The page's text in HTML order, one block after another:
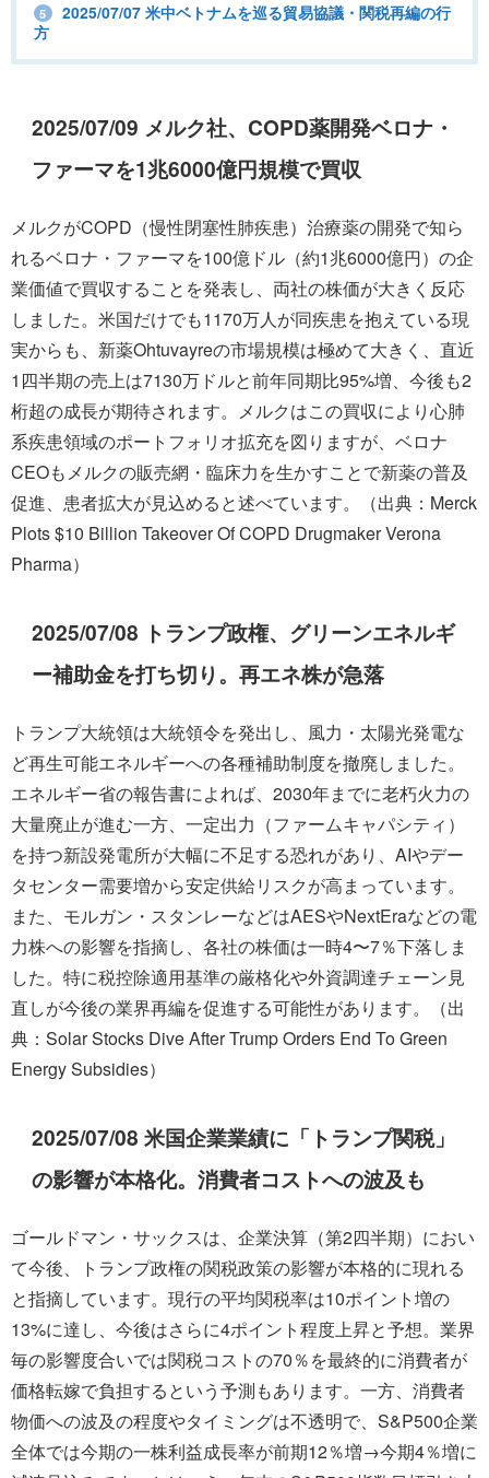
5
2025/07/07 米中ベトナムを巡る貿易協議・関税再編の行
方
2025/07/09 メルク社、COPD薬開発ベロナ・
ファーマを1兆6000億円規模で買収
メルクがCOPD（慢性閉塞性肺疾患）治療薬の開発で知ら
れるベロナ・ファーマを100億ドル（約1兆6000億円）の企
業価値で買収することを発表し、両社の株価が大きく反応
しました。米国だけでも1170万人が同疾患を抱えている現
実からも、新薬Ohtuvayreの市場規模は極めて大きく、直近
1四半期の売上は7130万ドルと前年同期比95%増、今後も2
桁超の成長が期待されます。メルクはこの買収により心肺
系疾患領域のポートフォリオ拡充を図りますが、ベロナ
CEOもメルクの販売網・臨床力を生かすことで新薬の普及
促進、患者拡大が見込めると述べています。（出典：Merck
Plots $10 Billion Takeover Of COPD Drugmaker Verona
Pharma）
2025/07/08 トランプ政権、グリーンエネルギ
ー補助金を打ち切り。再エネ株が急落
トランプ大統領は大統領令を発出し、風力・太陽光発電な
ど再生可能エネルギーへの各種補助制度を撤廃しました。
エネルギー省の報告書によれば、2030年までに老朽火力の
大量廃止が進む一方、一定出力（ファームキャパシティ）
を持つ新設発電所が大幅に不足する恐れがあり、AIやデー
タセンター需要増から安定供給リスクが高まっています。
また、モルガン・スタンレーなどはAESやNextEraなどの電
力株への影響を指摘し、各社の株価は一時4〜7％下落しま
した。特に税控除適用基準の厳格化や外資調達チェーン見
直しが今後の業界再編を促進する可能性があります。（出
典：Solar Stocks Dive After Trump Orders End To Green
Energy Subsidies）
2025/07/08 米国企業業績に「トランプ関税」
の影響が本格化。消費者コストへの波及も
ゴールドマン・サックスは、企業決算（第2四半期）におい
て今後、トランプ政権の関税政策の影響が本格的に現れる
と指摘しています。現行の平均関税率は10ポイント増の
13%に達し、今後はさらに4ポイント程度上昇と予想。業界
毎の影響度合いでは関税コストの70％を最終的に消費者が
価格転嫁で負担するという予測もあります。一方、消費者
物価への波及の程度やタイミングは不透明で、S&P500企業
全体では今期の一株利益成長率が前期12％増→今期4％増に